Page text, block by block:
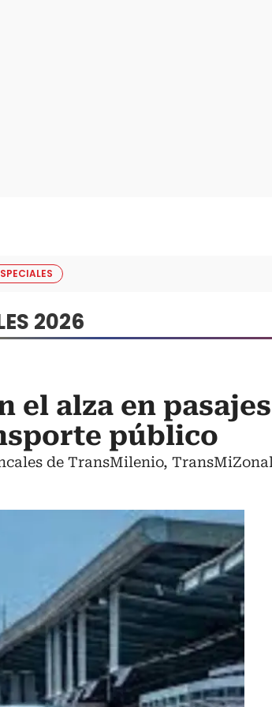
2026
el alza en
público
de TransMilenio,